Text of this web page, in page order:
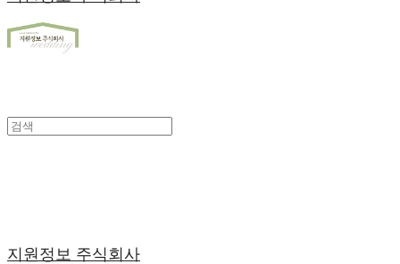
지원정보 주식회사